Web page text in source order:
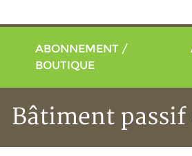
ABONNEMENT /
BOUTIQUE
Bâtiment passif